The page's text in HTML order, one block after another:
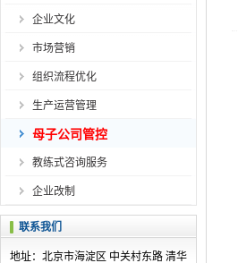
企业文化
市场营销
组织流程优化
生产运营管理
母子公司管控
教练式咨询服务
企业改制
联系我们
地址：北京市海淀区 中关村东路 清华